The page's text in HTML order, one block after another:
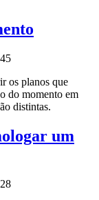
os planos que
do momento em
distintas.
um